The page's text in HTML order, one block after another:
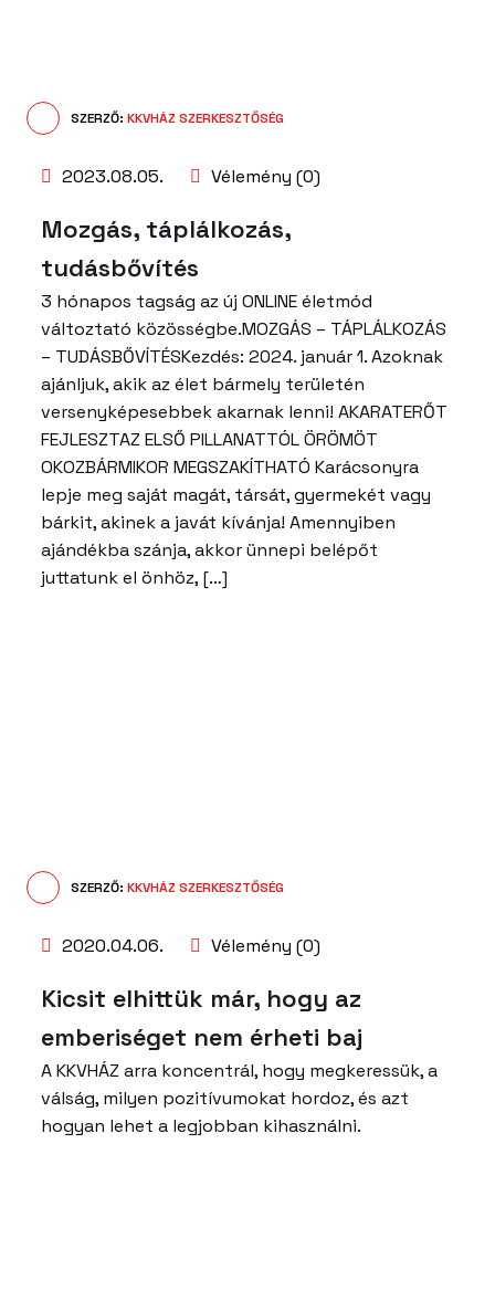
SZERZŐ: KKVHÁZ SZERKESZTŐSÉG
2023.08.05. Vélemény (0)
Mozgás, táplálkozás,
tudásbővítés
3 hónapos tagság az új ONLINE életmód
változtató közösségbe.MOZGÁS – TÁPLÁLKOZÁS
– TUDÁSBŐVÍTÉSKezdés: 2024. január 1. Azoknak
ajánljuk, akik az élet bármely területén
versenyképesebbek akarnak lenni! AKARATERŐT
FEJLESZTAZ ELSŐ PILLANATTÓL ÖRÖMÖT
OKOZBÁRMIKOR MEGSZAKÍTHATÓ Karácsonyra
lepje meg saját magát, társát, gyermekét vagy
bárkit, akinek a javát kívánja! Amennyiben
ajándékba szánja, akkor ünnepi belépőt
juttatunk el önhöz, […]
SZERZŐ: KKVHÁZ SZERKESZTŐSÉG
2020.04.06. Vélemény (0)
Kicsit elhittük már, hogy az
emberiséget nem érheti baj
A KKVHÁZ arra koncentrál, hogy megkeressük, a
válság, milyen pozitívumokat hordoz, és azt
hogyan lehet a legjobban kihasználni.